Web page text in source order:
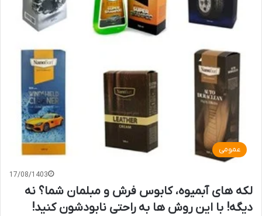
عمومی
17/08/1403
لکه های آبمیوه، کابوس فرش و مبلمان شما؟ نه
دیگه! با این روش ها به راحتی نابودشون کنید!